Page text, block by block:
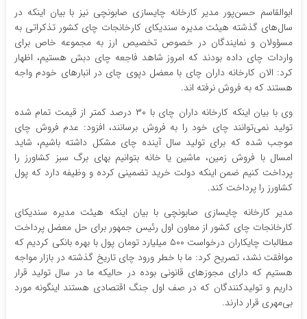
ابوالقاسم حسن‌پور مدیر کارخانه چایسازی صابونچی نیز با بیان اینکه در
سال‌های گذشته هیئت مدیره سندیکای کارخانجات چای کشور تذکراتی به
مسؤولان و نمایندگان در خصوص تخصیص ارز به مجموعه خاص برای
واردات چای داده بودند که امروز شاهد فاجعه چای دبش هستیم، اظهار
کرد: الان کارخانه داران چای با معضل دپوی چای در انبارهای خودم واجه
هستند که به فروش نرفته اند.
وی با بیان اینکه کارخانه داران چای با ۳۰ درصد کمتر از قیمت تمام شده
تولید نمی‌توانند چای خود را به فروش برسانند، افزود: عدم فروش چای
موجب شده که برای تولید سال آینده چای مشکل داشته باشیم، شاید
امسال با فروش زمین، ماشین یا خانه بتوانیم بهای برگ سبز کشاورز را
پرداخت کنیم ضمن اینکه دولت خرید تضمینی کرده و وظیفه دارد که پول
کشاورز را پرداخت کند.
مدیر کارخانه چایسازی صابونچی با بیان اینکه هیئت مدیره سندیکای
کارخانجات چای کشور از معاون اول رئیس جمهور برای حل معضل پرداخت
مطالبات چایکاران درخواست ۵۰۰ میلیارد تومان پول با بهره بانکی کردیم که
موافقت نشد، تصریح کرد: ما با خطر ورود چای تاریخ گذشته در بازار مواجه
هستیم که دارای مجوزهای قانونی بوده در حالیکه ما در سال تولید قرار
داریم و تولیدکنندگان که در صف اول جنگ اقتصادی هستند اینگونه مورد
بی‌مهری قرار دارند.